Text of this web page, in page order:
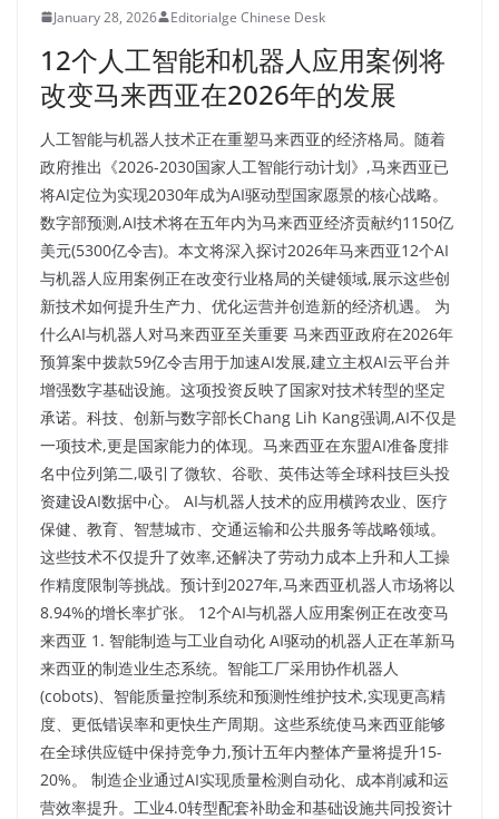
January 28, 2026 Editorialge Chinese Desk
12个人工智能和机器人应用案例将
改变马来西亚在2026年的发展
人工智能与机器人技术正在重塑马来西亚的经济格局。随着
政府推出《2026-2030国家人工智能行动计划》,马来西亚已
将AI定位为实现2030年成为AI驱动型国家愿景的核心战略。
数字部预测,AI技术将在五年内为马来西亚经济贡献约1150亿
美元(5300亿令吉)。本文将深入探讨2026年马来西亚12个AI
与机器人应用案例正在改变行业格局的关键领域,展示这些创
新技术如何提升生产力、优化运营并创造新的经济机遇。 为
什么AI与机器人对马来西亚至关重要 马来西亚政府在2026年
预算案中拨款59亿令吉用于加速AI发展,建立主权AI云平台并
增强数字基础设施。这项投资反映了国家对技术转型的坚定
承诺。科技、创新与数字部长Chang Lih Kang强调,AI不仅是
一项技术,更是国家能力的体现。马来西亚在东盟AI准备度排
名中位列第二,吸引了微软、谷歌、英伟达等全球科技巨头投
资建设AI数据中心。 AI与机器人技术的应用横跨农业、医疗
保健、教育、智慧城市、交通运输和公共服务等战略领域。
这些技术不仅提升了效率,还解决了劳动力成本上升和人工操
作精度限制等挑战。预计到2027年,马来西亚机器人市场将以
8.94%的增长率扩张。 12个AI与机器人应用案例正在改变马
来西亚 1. 智能制造与工业自动化 AI驱动的机器人正在革新马
来西亚的制造业生态系统。智能工厂采用协作机器人
(cobots)、智能质量控制系统和预测性维护技术,实现更高精
度、更低错误率和更快生产周期。这些系统使马来西亚能够
在全球供应链中保持竞争力,预计五年内整体产量将提升15-
20%。 制造企业通过AI实现质量检测自动化、成本削减和运
营效率提升。工业4.0转型配套补助金和基础设施共同投资计